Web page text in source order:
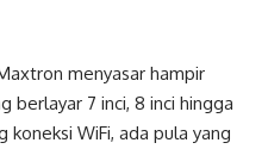
menyasar hampir
berlayar 7 inci, 8 inci hingga
koneksi WiFi, ada pula yang